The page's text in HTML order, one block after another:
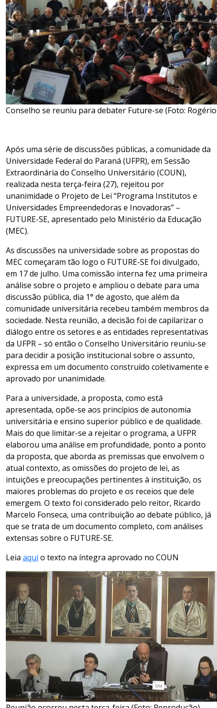
Conselho se reuniu para debater Future-se (Foto:
Após uma série de discussões públicas, a comunidade da
Universidade Federal do Paraná (UFPR), em Sessão
Extraordinária do Conselho Universitário (COUN),
realizada nesta terça-feira (27), rejeitou por
unanimidade o Projeto de Lei “Programa Institutos e
Universidades Empreendedoras e Inovadoras” –
FUTURE-SE, apresentado pelo Ministério da Educação
(MEC).
As discussões na universidade sobre as propostas do
MEC começaram tão logo o FUTURE-SE foi divulgado,
em 17 de julho. Uma comissão interna fez uma primeira
análise sobre o projeto e ampliou o debate para uma
discussão pública, dia 1° de agosto, que além da
comunidade universitária recebeu também membros da
sociedade. Nesta reunião, a decisão foi de capilarizar o
diálogo entre os setores e as entidades representativas
da UFPR – só então o Conselho Universitário reuniu-se
para decidir a posição institucional sobre o assunto,
expressa em um documento construído coletivamente e
aprovado por unanimidade.
Para a universidade, a proposta, como está
apresentada, opõe-se aos princípios de autonomia
universitária e ensino superior público e de qualidade.
Mais do que limitar-se a rejeitar o programa, a UFPR
elaborou uma análise em profundidade, ponto a ponto
da proposta, que aborda as premissas que envolvem o
atual contexto, as omissões do projeto de lei, as
intuições e preocupações pertinentes à instituição, os
maiores problemas do projeto e os receios que dele
emergem. O texto foi considerado pelo reitor, Ricardo
Marcelo Fonseca, uma contribuição ao debate público, já
que se trata de um documento completo, com análises
extensas sobre o FUTURE-SE.
Leia aqui o texto na íntegra aprovado no COUN